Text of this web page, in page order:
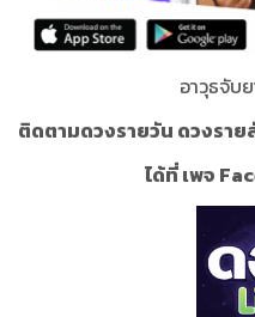
อาวุธจับ
ติดตามดวงรายวัน ดวงรา
ได้ที่ เพจ